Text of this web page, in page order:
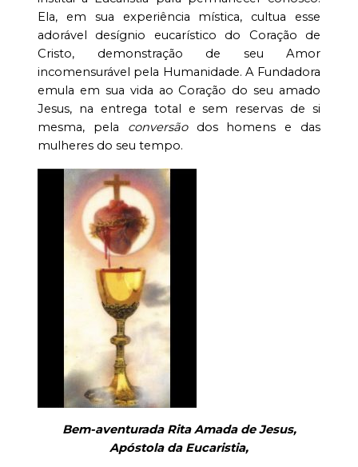
Ela, em sua experiência mística, cultua esse
adorável desígnio eucarístico do Coração de
Cristo, demonstração de seu Amor
incomensurável pela Humanidade. A Fundadora
emula em sua vida ao Coração do seu amado
Jesus, na entrega total e sem reservas de si
mesma, pela conversãodos homens e das
mulheres do seu tempo.
Bem-aventurada Rita Amada de Jesus,
Apóstola da Eucaristia,